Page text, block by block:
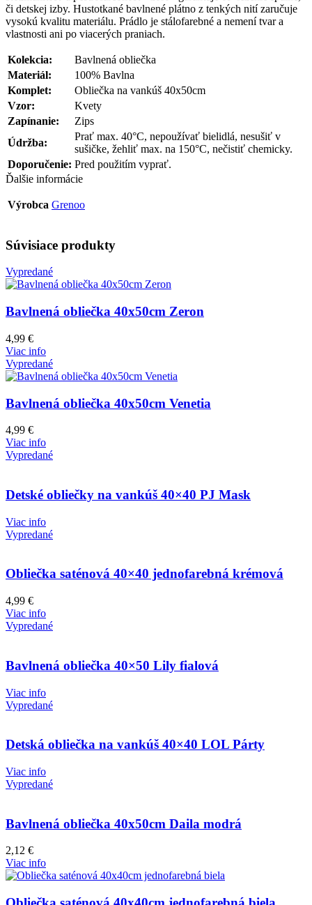
či detskej izby. Hustotkané bavlnené plátno z tenkých nití zaručuje
vysokú kvalitu materiálu. Prádlo je stálofarebné a nemení tvar a
vlastnosti ani po viacerých praniach.
Kolekcia:
Bavlnená obliečka
Materiál:
100% Bavlna
Komplet:
Obliečka na vankúš 40x50cm
Vzor:
Kvety
Zapínanie:
Zips
Údržba:
Prať max. 40°C, nepoužívať bielidlá, nesušiť v
sušičke, žehliť max. na 150°C, nečistiť chemicky.
Doporučenie: Pred použitím vyprať.
Ďalšie informácie
Výrobca Grenoo
Súvisiace produkty
Vypredané
Bavlnená obliečka 40x50cm Zeron
4,99 €
Viac info
Vypredané
Bavlnená obliečka 40x50cm Venetia
4,99 €
Viac info
Vypredané
Detské obliečky na vankúš 40×40 PJ Mask
Viac info
Vypredané
Obliečka saténová 40×40 jednofarebná krémová
4,99 €
Viac info
Vypredané
Bavlnená obliečka 40×50 Lily fialová
Viac info
Vypredané
Detská obliečka na vankúš 40×40 LOL Párty
Viac info
Vypredané
Bavlnená obliečka 40x50cm Daila modrá
2,12 €
Viac info